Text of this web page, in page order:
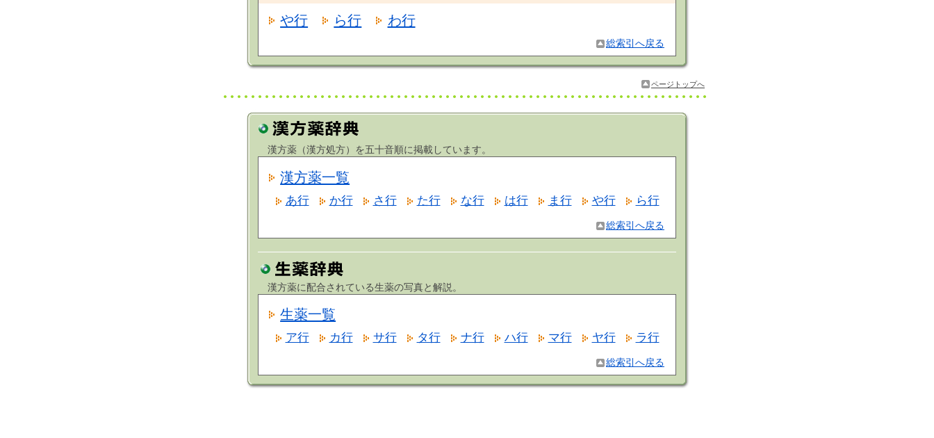
や行 ら行 わ行
総索引へ戻る
ページトップへ
漢方薬（漢方処方）を五十音順に掲載しています。
漢方薬一覧
あ行 か行 さ行 た行 な行 は行 ま行 や行 ら行
総索引へ戻る
漢方薬に配合されている生薬の写真と解説。
生薬一覧
ア行 カ行 サ行 タ行 ナ行 ハ行 マ行 ヤ行 ラ行
総索引へ戻る